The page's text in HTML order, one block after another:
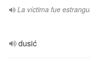
La víctima fue
dusić